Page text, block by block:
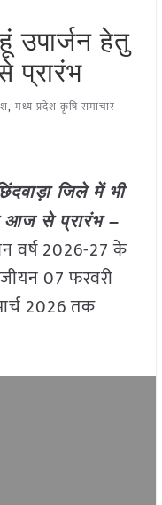
उपार्जन हेतु
प्रारंभ
, मध्य प्रदेश कृषि समाचार
जिले में भी
आज से प्रारंभ –
वर्ष 2026-27 के
07 फरवरी
2026 तक